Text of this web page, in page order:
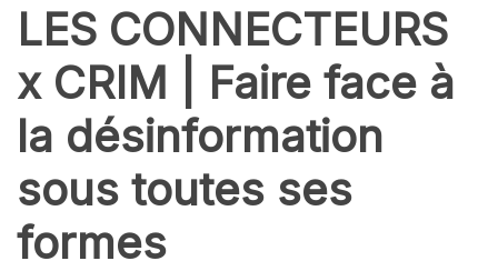
LES CONNECTEURS
x CRIM | Faire face à
la désinformation
sous toutes ses
formes